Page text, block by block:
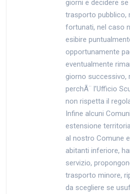
giorni e decidere
trasporto pubblico,
fortunati, nel caso
esibire
opportunamente
eventualmente
giorno successivo,
perchÃ¨ l’Ufficio
non rispetta il
Infine alcuni
estensione
al nostro Comune
abitanti inferiore,
servizio,
trasporto minore,
da scegliere se